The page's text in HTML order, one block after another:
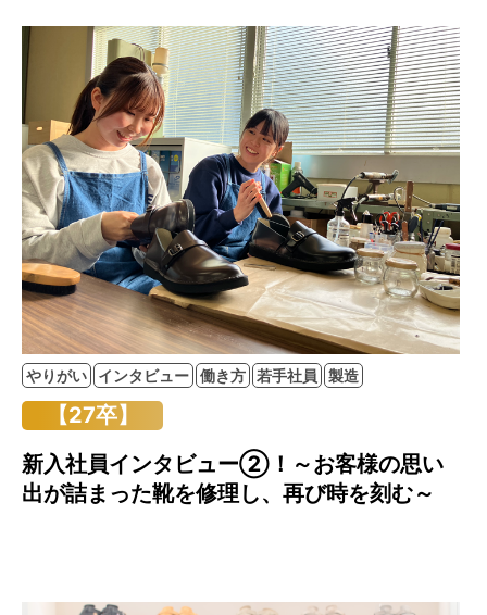
やりがい インタビュー 働き方 若手社員 製造
【27卒】
新入社員インタビュー②！～お客様の思い
出が詰まった靴を修理し、再び時を刻む～